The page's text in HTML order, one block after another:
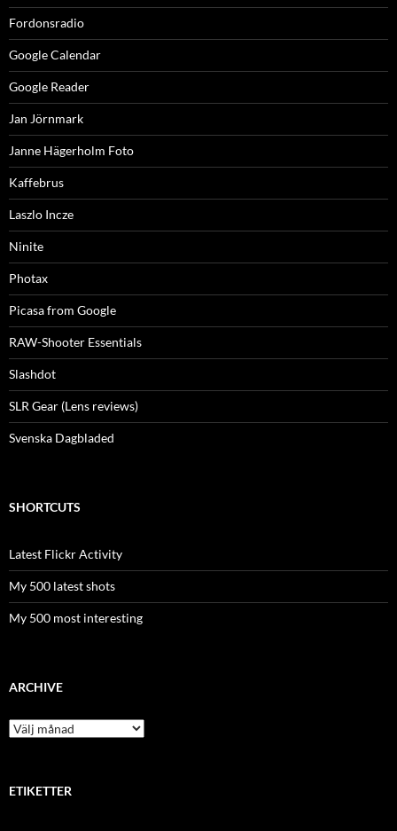
Fordonsradio
Google Calendar
Google Reader
Jan Jörnmark
Janne Hägerholm Foto
Kaffebrus
Laszlo Incze
Ninite
Photax
Picasa from Google
RAW-Shooter Essentials
Slashdot
SLR Gear (Lens reviews)
Svenska Dagbladed
SHORTCUTS
Latest Flickr Activity
My 500 latest shots
My 500 most interesting
ARCHIVE
Archive
ETIKETTER